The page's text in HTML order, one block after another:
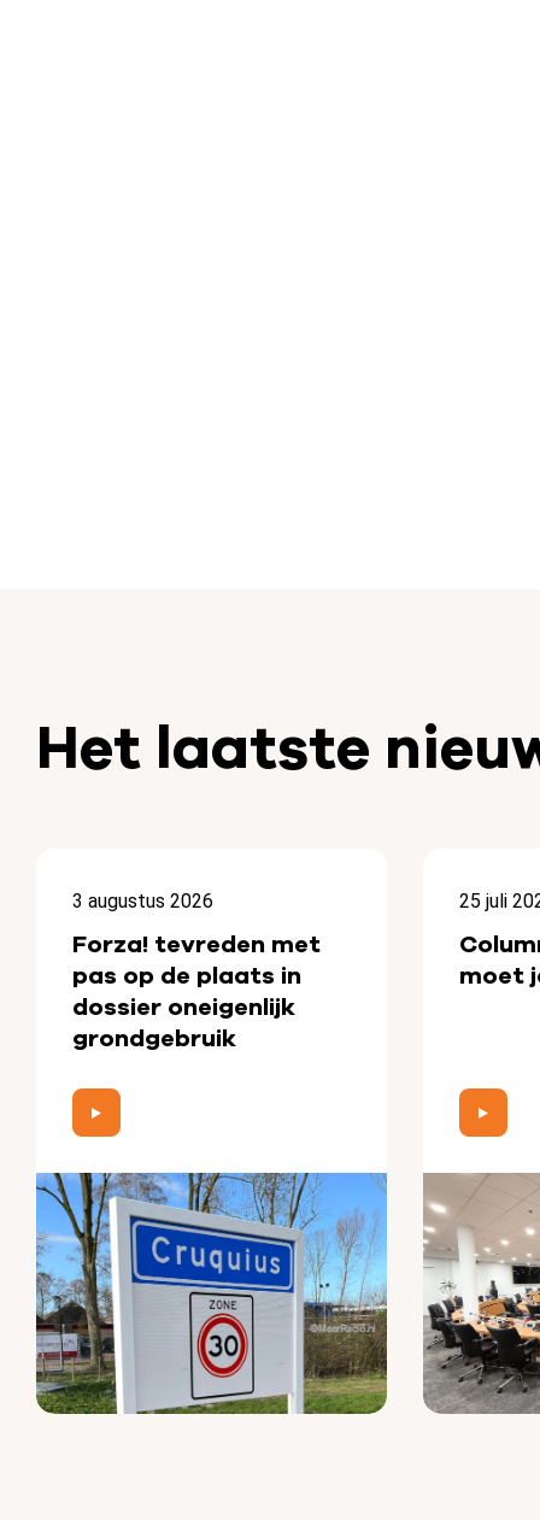
Het laatste
3 augustus 2026
Forza! tevreden met
pas op de plaats in
dossier oneigenlijk
grondgebruik
25 juli
moet